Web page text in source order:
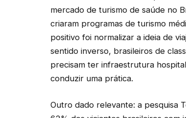
mercado de turismo de saúde no
criaram programas de turismo
positivo foi normalizar a ideia de
sentido inverso, brasileiros de
precisam ter infraestrutura
conduzir uma prática.
Outro dado relevante: a pesquisa